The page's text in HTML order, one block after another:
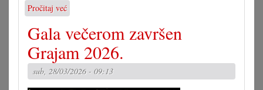
Pročitaj već
»Na
putu«
–
mjuzikl
za
450.
Gala večerom završen
Grajam 2026.
sub, 28/03/2026 - 09:13